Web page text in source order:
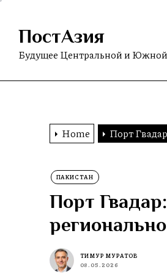
Skip
content
ПостАзия
Будущее Центральной и
Home Порт
ПАКИСТАН
Порт
ТИМУР МУРАТОВ
08.05.2026